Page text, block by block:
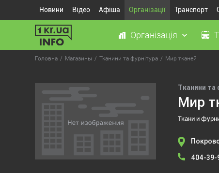
Новини Відео Афіша Організації Транспорт
Організація
Головна Магазины Тканини та фурнітура Мир тканей
Тканини та
Мир
Ткани и
404-39-